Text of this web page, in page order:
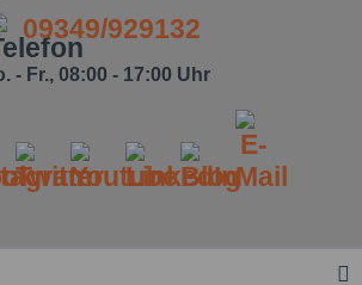
Datenschutzbestimmung
09349/929132
- Fr., 08:00 - 17:00 Uhr